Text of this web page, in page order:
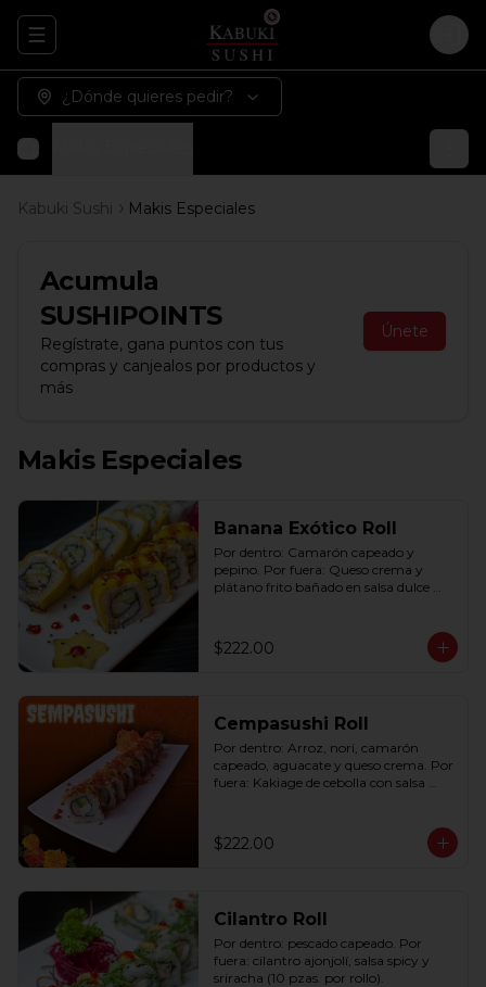
Abrir menu de navegación
¿Dónde quieres pedir?
Kabuki Sushi Makis Especiales
Acumula
SUSHIPOINTS
Regístrate, gana puntos con tus
compras y canjealos por productos y
más
Únete
Makis Especiales
Banana Exótico Roll
Por dentro: Camarón capeado y
pepino. Por fuera: Queso crema y
plátano frito bañado en salsa dulce
$222.00
Cempasushi Roll
Por dentro: Arroz, nori, camarón
capeado, aguacate y queso crema. Por
fuera: Kakiage de cebolla con salsa
$222.00
Cilantro Roll
Por dentro: pescado capeado. Por
fuera: cilantro ajonjolí, salsa spicy y
sriracha (10 pzas. por rollo).